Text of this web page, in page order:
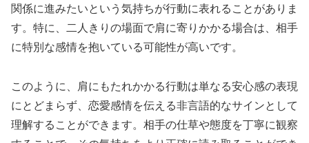
関係に進みたいという気持ちが行動に表れることがありま
す。特に、二人きりの場面で肩に寄りかかる場合は、相手
に特別な感情を抱いている可能性が高いです。
このように、肩にもたれかかる行動は単なる安心感の表現
にとどまらず、恋愛感情を伝える非言語的なサインとして
理解することができます。相手の仕草や態度を丁寧に観察